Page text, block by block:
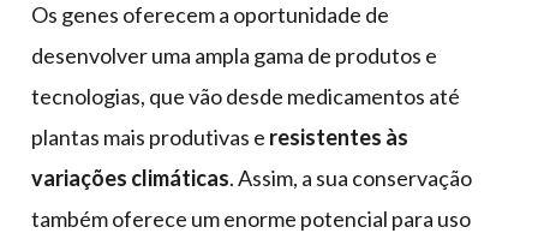
Os genes oferecem a oportunidade de
desenvolver uma ampla gama de produtos e
tecnologias, que vão desde medicamentos até
plantas mais produtivas e resistentes às
variações climáticas. Assim, a sua conservação
também oferece um enorme potencial para uso